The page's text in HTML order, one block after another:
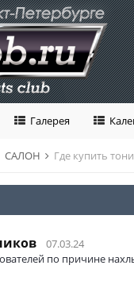
Галерея
САЛОН Где купить
07.03.24
по причине